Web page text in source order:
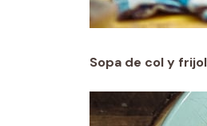
Sopa de col y